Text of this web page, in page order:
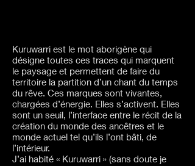
Kuruwarri est le mot aborigène qui
désigne toutes ces traces qui marquent
le paysage et permettent de faire du
territoire la partition d’un chant du temps
du rêve. Ces marques sont vivantes,
chargées d’énergie. Elles s’activent. Elles
sont un seuil, l’interface entre le récit de la
création du monde des ancêtres et le
monde actuel tel qu’ils l’ont bâti, de
l’intérieur.
J’ai habité « Kuruwarri » (sans doute je